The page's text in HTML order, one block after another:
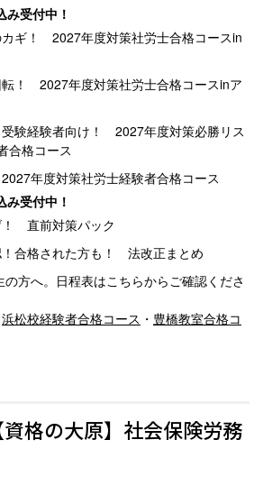
受付中！
ギ！ 2027年度対策社労士合格コースin
！ 2027年度対策社労士合格コースinア
験経験者向け！ 2027年度対策必勝リス
合格コース
年度対策社労士経験者合格コース
受付中！
！ 直前対策パック
！合格された方も！ 法改正まとめ
方へ。日程表はこちらからご確認くださ
浜松校経験者合格コース ・ 豊橋教室合格コ
格の大原】社会保険労務